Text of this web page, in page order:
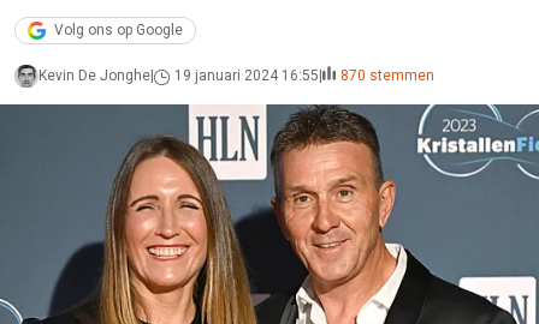
Volg ons op Google
Kevin De Jonghe 19 januari 2024 16:55 870 stemmen